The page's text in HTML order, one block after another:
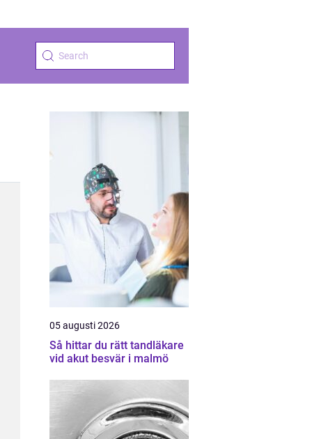
05 augusti 2026
Så hittar du rätt tandläkare
vid akut besvär i malmö